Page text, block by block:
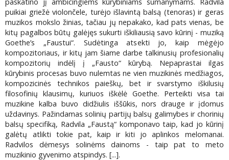
puikiai griežė violončele, turėjo išlavintą balsą (tenoras) ir geras
muzikos mokslo žinias, tačiau jų nepakako, kad pats vienas, be
kitų pagalbos būtų galėjęs sukurti iškiliausią savo kūrinį - muziką
Goethe’s „Faustui“. Sudėtinga atsekti jo, kaip mėgėjo
kompozitoriaus, ir kitų jam šiame darbe talkinusių profesionalių
kompozitorių indėlį į „Fausto“ kūrybą. Nepaprastai ilgas
kūrybinis procesas buvo nulemtas ne vien muzikinės medžiagos,
kompozicinės technikos paieškų, bet ir svarstymo iškilusių
filosofinių klausimų, kuriuos iškėlė Goethe. Perteikti visa tai
muzikine kalba buvo didžiulis iššūkis, nors drauge ir įdomus
uždavinys. Pažindamas solinių partijų balsų galimybes ir chorinių
balsų specifiką, Radvila „Faustą“ komponavo taip, kad jo kūrinį
galėtų atlikti tokie pat, kaip ir kiti jo aplinkos melomanai.
Radvilos dėmesys solinėms dainoms - taip pat to meto
muzikinio gyvenimo atspindys. [...].